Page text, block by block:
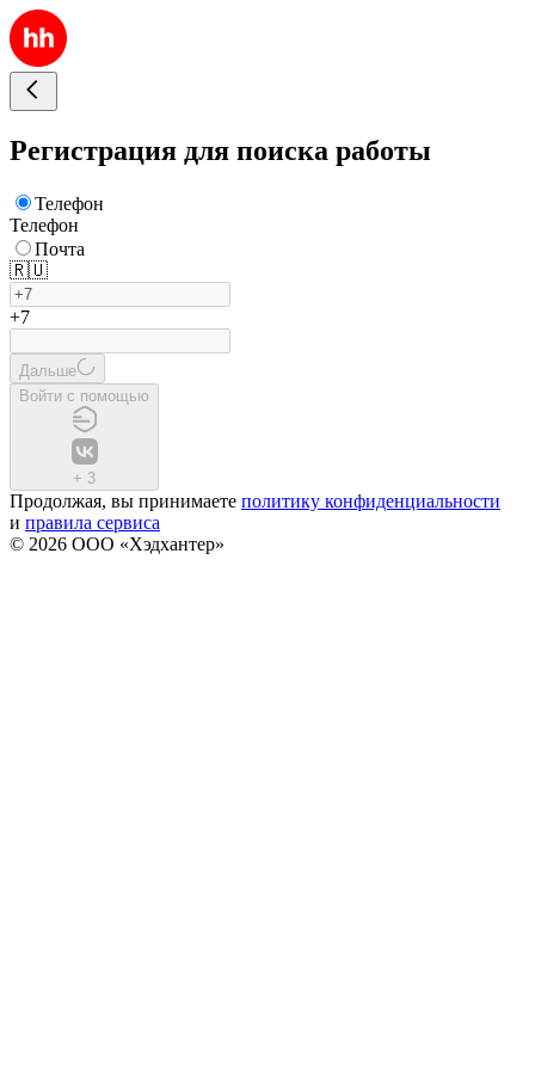
Регистрация для поиска работы
Телефон
Телефон
Почта
🇷🇺
+7
Дальше
Войти с помощью
+ 3
Продолжая, вы принимаете политику конфиденциальности
и правила сервиса
© 2026 ООО «Хэдхантер»